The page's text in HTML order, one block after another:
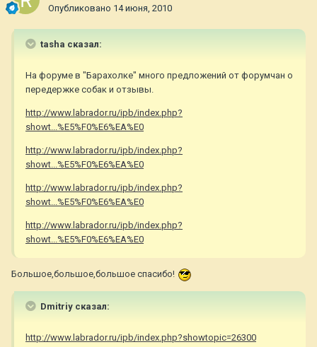
Опубликовано 14 июня, 2010
tasha сказал:
На форуме в "Барахолке" много предложений от форумчан о
передержке собак и отзывы.
http://www.labrador.ru/ipb/index.php?
showt...%E5%F0%E6%EA%E0
http://www.labrador.ru/ipb/index.php?
showt...%E5%F0%E6%EA%E0
http://www.labrador.ru/ipb/index.php?
showt...%E5%F0%E6%EA%E0
http://www.labrador.ru/ipb/index.php?
showt...%E5%F0%E6%EA%E0
Большое,большое,большое спасибо!
Dmitriy сказал:
http://www.labrador.ru/ipb/index.php?showtopic=26300